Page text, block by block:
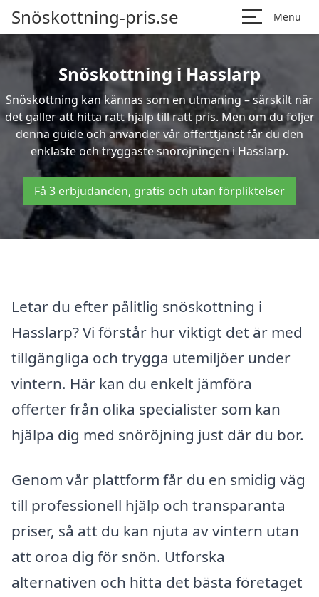
Snöskottning-pris.se Menu
Snöskottning i Hasslarp
Snöskottning kan kännas som en utmaning – särskilt när
det gäller att hitta rätt hjälp till rätt pris. Men om du följer
denna guide och använder vår offerttjänst får du den
enklaste och tryggaste snöröjningen i Hasslarp.
Få 3 erbjudanden, gratis och utan förpliktelser
Letar du efter pålitlig snöskottning i
Hasslarp? Vi förstår hur viktigt det är med
tillgängliga och trygga utemiljöer under
vintern. Här kan du enkelt jämföra
offerter från olika specialister som kan
hjälpa dig med snöröjning just där du bor.
Genom vår plattform får du en smidig väg
till professionell hjälp och transparanta
priser, så att du kan njuta av vintern utan
att oroa dig för snön. Utforska
alternativen och hitta det bästa företaget